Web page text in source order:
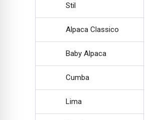
Stil
Alpaca Classico
Baby Alpaca
Cumba
Lima